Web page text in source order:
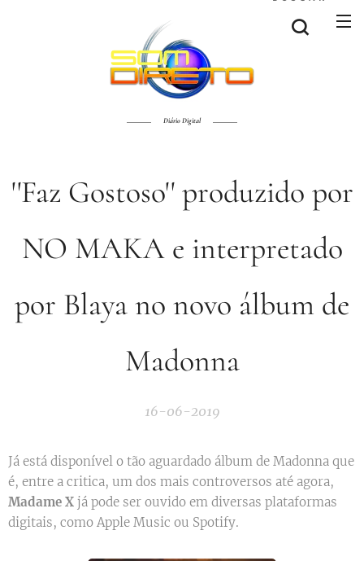
Diário Digital
''Faz Gostoso'' produzido por
NO MAKA e interpretado
por Blaya no novo álbum de
Madonna
16-06-2019
Já está disponível o tão aguardado álbum de Madonna que
é, entre a critica, um dos mais controversos até agora,
Madame X já pode ser ouvido em diversas plataformas
digitais, como Apple Music ou Spotify.